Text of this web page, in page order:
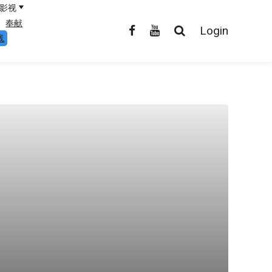
影视
奉献
Login